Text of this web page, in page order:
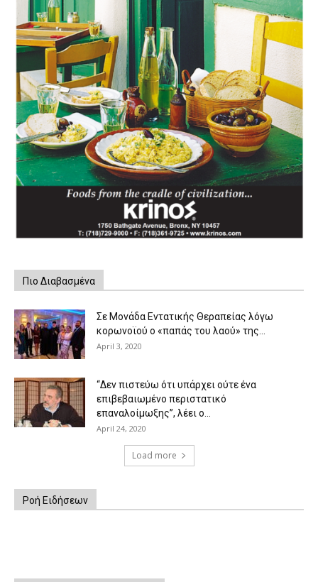
Πιο Διαβασμένα
Σε Μονάδα Εντατικής Θεραπείας λόγω
κορωνοϊού ο «παπάς του λαού» της...
April 3, 2020
“Δεν πιστεύω ότι υπάρχει ούτε ένα
επιβεβαιωμένο περιστατικό
επαναλοίμωξης”, λέει ο...
April 24, 2020
Load more
Ροή Ειδήσεων